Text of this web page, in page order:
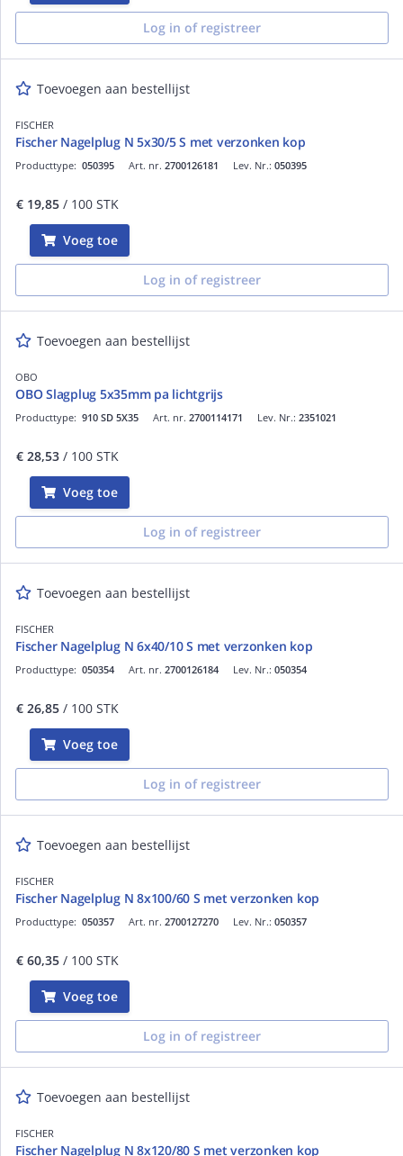
Log in of registreer
Toevoegen aan bestellijst
FISCHER
Fischer Nagelplug N 5x30/5 S met verzonken kop
Art. nr. 2700126181
Producttype: 050395 Lev. Nr.: 050395
€ 19,85 / 100 STK
Voeg toe
Log in of registreer
Toevoegen aan bestellijst
OBO
OBO Slagplug 5x35mm pa lichtgrijs
Art. nr. 2700114171
Producttype: 910 SD 5X35 Lev. Nr.: 2351021
€ 28,53 / 100 STK
Voeg toe
Log in of registreer
Toevoegen aan bestellijst
FISCHER
Fischer Nagelplug N 6x40/10 S met verzonken kop
Art. nr. 2700126184
Producttype: 050354 Lev. Nr.: 050354
€ 26,85 / 100 STK
Voeg toe
Log in of registreer
Toevoegen aan bestellijst
FISCHER
Fischer Nagelplug N 8x100/60 S met verzonken kop
Art. nr. 2700127270
Producttype: 050357 Lev. Nr.: 050357
€ 60,35 / 100 STK
Voeg toe
Log in of registreer
Toevoegen aan bestellijst
FISCHER
Fischer Nagelplug N 8x120/80 S met verzonken kop